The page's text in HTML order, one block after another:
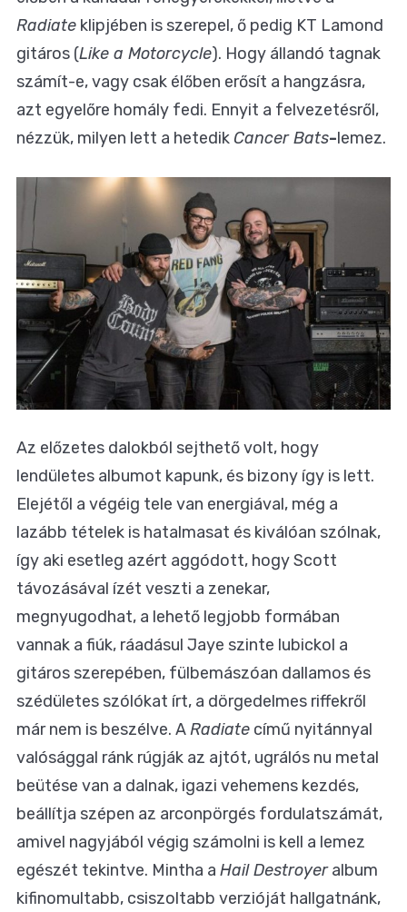
Radiate klipjében is szerepel, ő pedig KT Lamond
gitáros (Like a Motorcycle). Hogy állandó tagnak
számít-e, vagy csak élőben erősít a hangzásra,
azt egyelőre homály fedi. Ennyit a felvezetésről,
nézzük, milyen lett a hetedik Cancer Bats-lemez.
Az előzetes dalokból sejthető volt, hogy
lendületes albumot kapunk, és bizony így is lett.
Elejétől a végéig tele van energiával, még a
lazább tételek is hatalmasat és kiválóan szólnak,
így aki esetleg azért aggódott, hogy Scott
távozásával ízét veszti a zenekar,
megnyugodhat, a lehető legjobb formában
vannak a fiúk, ráadásul Jaye szinte lubickol a
gitáros szerepében, fülbemászóan dallamos és
szédületes szólókat írt, a dörgedelmes riffekről
már nem is beszélve. ARadiate című nyitánnyal
valósággal ránk rúgják az ajtót, ugrálós nu metal
beütése van a dalnak, igazi vehemens kezdés,
beállítja szépen az arconpörgés fordulatszámát,
amivel nagyjából végig számolni is kell a lemez
egészét tekintve. Mintha a Hail Destroyeralbum
kifinomultabb, csiszoltabb verzióját hallgatnánk,